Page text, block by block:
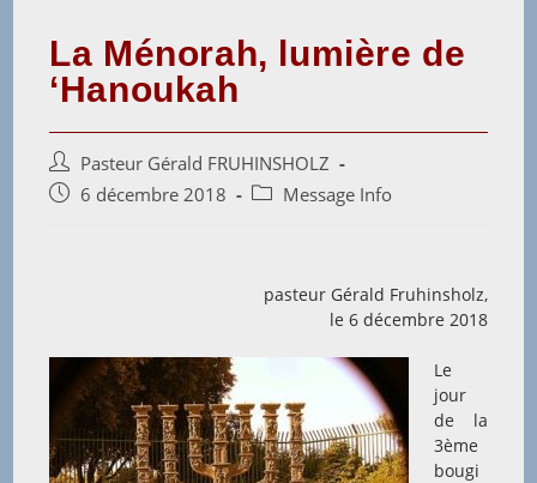
La Ménorah, lumière de
‘Hanoukah
Auteur/autrice
de
Pasteur Gérald FRUHINSHOLZ
Post6 décembre 2018
PostMessage Info
pasteur Gérald Fruhinsholz,
le 6 décembre 2018
Le
jour
de la
3ème
bougi